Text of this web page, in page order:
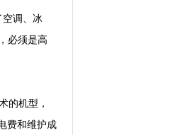
空调、冰
，必须是高
的机型，
费和维护成